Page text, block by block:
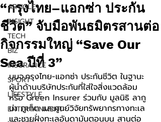
ARTICLE
INSIGHT
TECH
BIZ
INSURANCE
SPORT
LIFESTYLE
ENTERTAINMENT
“กรุงไทย–แอกซ่า ประกัน
ชีวิต” จับมือพันธมิตรสานต่อ
กิจกรรมใหญ่ “Save Our
Sea ปีที่ 3”
บมจ.กรุงไทย-แอกซ่า ประกันชีวิต ในฐานะ
ผู้นำด้านบริษัทประกันที่ใส่ใจสิ่งแวดล้อม
หรือ Green Insurer ร่วมกับ มูลนิธิ ลากู
น่า ภูเก็ต และศูนย์วิจัยทรัพยากรทางทะเล
และชายฝั่งทะเลอันดามันตอนบน สานต่อ